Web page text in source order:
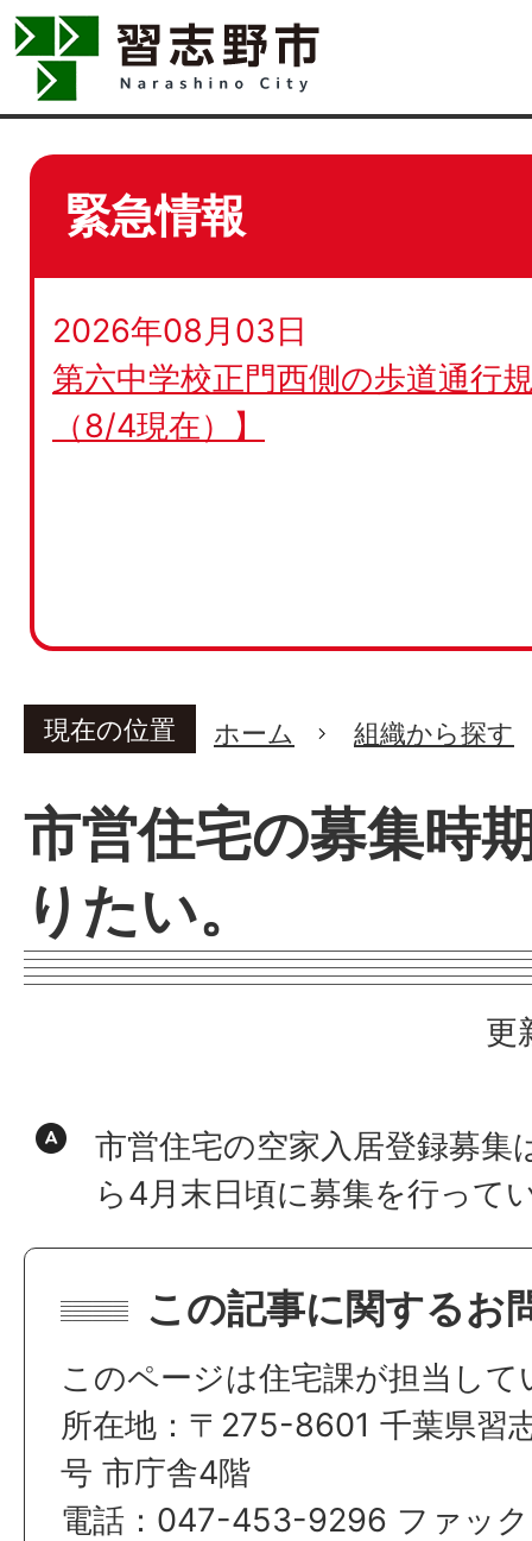
緊急情報
2026年08月03日
第六中学校正門西側の歩道通行
（8/4現在）】
現在の位置 ホーム 組織から探す
市営住宅の募集時
りたい。
更
市営住宅の空家入居登録募集
ら4月末日頃に募集を行って
この記事に関するお
このページは住宅課が担当して
所在地：〒275-8601 千葉県習
号 市庁舎4階
電話：047-453-9296 ファッ